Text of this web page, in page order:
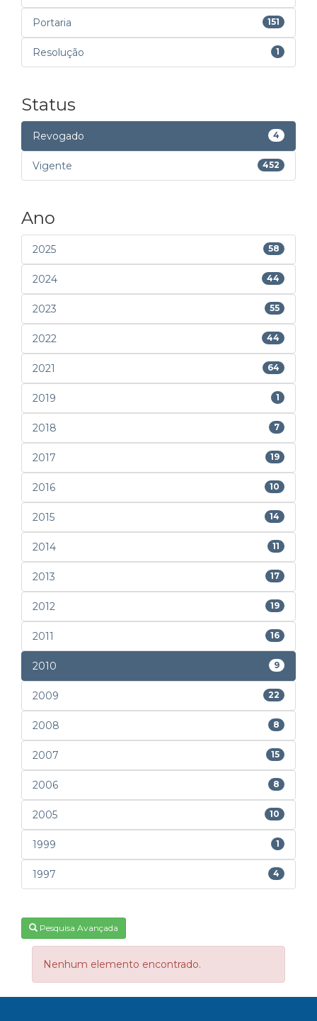
Portaria 151
Resolução 1
Status
Revogado 4
Vigente 452
Ano
2025 58
2024 44
2023 55
2022 44
2021 64
2019 1
2018 7
2017 19
2016 10
2015 14
2014 11
2013 17
2012 19
2011 16
2010 9
2009 22
2008 8
2007 15
2006 8
2005 10
1999 1
1997 4
Pesquisa Avançada
Nenhum elemento encontrado.